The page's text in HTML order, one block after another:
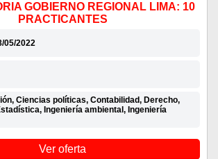
GOBIERNO REGIONAL LIMA: 10
PRACTICANTES
05/2022
Ciencias políticas, Contabilidad, Derecho,
Ingeniería ambiental, Ingeniería
Ver oferta